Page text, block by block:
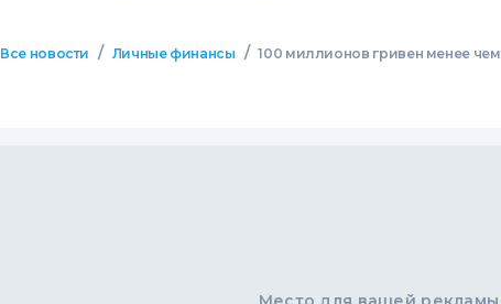
Все новости / Личные финансы / 100 миллионов гривен менее чем